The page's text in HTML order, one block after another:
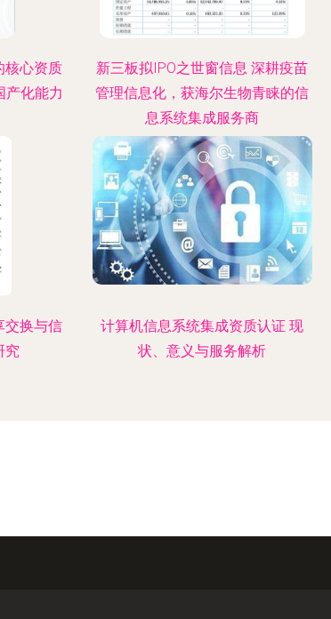
核心资质
产化能力
新三板拟IPO之世窗信息 深耕疫苗
管理信息化，获海尔生物青睐的信
息系统集成服务商
交换与信
究
计算机信息系统集成资质认证 现
状、意义与服务解析